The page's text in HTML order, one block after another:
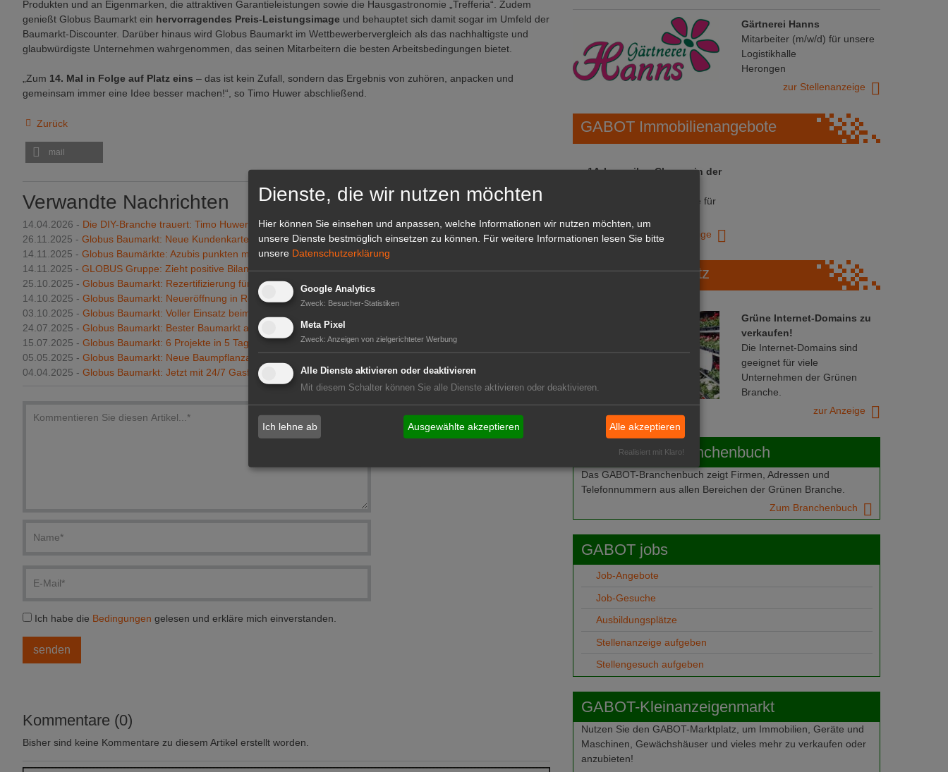
Produkten und an Eigenmarken, die attraktiven Garantieleistungen sowie die Hausgastronomie „Trefferia“. Zudem
genießt Globus Baumarkt ein hervorragendes Preis-Leistungsimage und behauptet sich damit sogar im Umfeld der
Baumarkt-Discounter. Darüber hinaus wird Globus Baumarkt im Wettbewerbervergleich als das nachhaltigste und
glaubwürdigste Unternehmen wahrgenommen, das seinen Mitarbeitern die besten Arbeitsbedingungen bietet.
„Zum 14. Mal in Folge auf Platz eins – das ist kein Zufall, sondern das Ergebnis von zuhören, anpacken und
gemeinsam immer eine Idee besser machen!“, so Timo Huwer abschließend.
Zurück
mail
Verwandte Nachrichten
14.04.2026 - Die DIY-Branche trauert: Timo Huwer verstorben
26.11.2025 - Globus Baumarkt: Neue Kundenkarte und Kunden-App
14.11.2025 - Globus Baumärkte: Azubis punkten mit Bestnoten
14.11.2025 - GLOBUS Gruppe: Zieht positive Bilanz
25.10.2025 - Globus Baumarkt: Rezertifizierung für gelebte Familienfreundlichkeit
14.10.2025 - Globus Baumarkt: Neueröffnung in Rottenburg
03.10.2025 - Globus Baumarkt: Voller Einsatz beim World Cleanup Day
24.07.2025 - Globus Baumarkt: Bester Baumarkt aus Kundensicht
15.07.2025 - Globus Baumarkt: 6 Projekte in 5 Tagen
05.05.2025 - Globus Baumarkt: Neue Baumpflanzaktion
04.04.2025 - Globus Baumarkt: Jetzt mit 24/7 Gasflaschen-Tauschautomaten
Ich habe die Bedingungen gelesen und erkläre mich einverstanden.
Kommentare (0)
Bisher sind keine Kommentare zu diesem Artikel erstellt worden.
Gärtnerei Hanns
Mitarbeiter (m/w/d) für unsere
Logistikhalle
Herongen
zur Stellenanzeige
GABOT Immobilienangebote
1A-Lage, ihre Chance in der
Repräsentative Immobilie für
zur Anzeige
GABOT Marktplatz
Grüne Internet-Domains zu
verkaufen!
Die Internet-Domains sind
geeignet für viele
Unternehmen der Grünen
Branche.
zur Anzeige
Das GABOT-Branchenbuch
Das GABOT-Branchenbuch zeigt Firmen, Adressen und
Telefonnummern aus allen Bereichen der Grünen Branche.
Zum Branchenbuch
GABOT jobs
Job-Angebote
Job-Gesuche
Ausbildungsplätze
Stellenanzeige aufgeben
Stellengesuch aufgeben
GABOT-Kleinanzeigenmarkt
Nutzen Sie den GABOT-Marktplatz, um Immobilien, Geräte und
Maschinen, Gewächshäuser und vieles mehr zu verkaufen oder
anzubieten!
Dienste, die wir nutzen möchten
Hier können Sie einsehen und anpassen, welche Informationen wir nutzen möchten, um
unsere Dienste bestmöglich einsetzen zu können.
Für weitere Informationen lesen Sie bitte
unsere Datenschutzerklärung
Google Analytics
Zweck: Besucher-Statistiken
Meta Pixel
Zweck: Anzeigen von zielgerichteter Werbung
Alle Dienste aktivieren oder deaktivieren
Mit diesem Schalter können Sie alle Dienste aktivieren oder deaktivieren.
Ich lehne ab Ausgewählte akzeptieren Alle akzeptieren
Realisiert mit Klaro!